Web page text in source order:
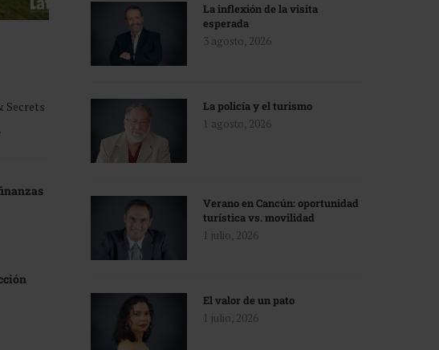
Secrets
La inflexión de la visita
esperada
3 agosto, 2026
La policía y el turismo
1 agosto, 2026
Verano en Cancún: oportunidad
turística vs. movilidad
1 julio, 2026
El valor de un pato
1 julio, 2026